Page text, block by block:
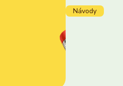
Návody